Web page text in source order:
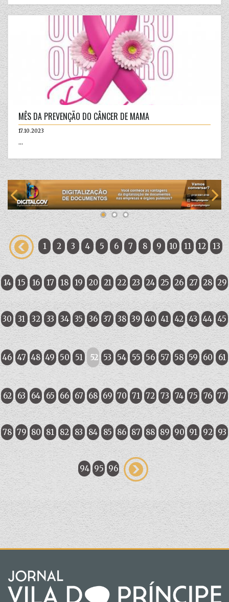
MÊS DA PREVENÇÃO DO CÂNCER DE MAMA
17.10.2023
...
1 2 3 4 5 6 7 8 9 10 11 12 13
14 15 16 17 18 19 20 21 22 23 24 25 26 27 28 29
30 31 32 33 34 35 36 37 38 39 40 41 42 43 44 45
46 47 48 49 50 51 52 53 54 55 56 57 58 59 60 61
62 63 64 65 66 67 68 69 70 71 72 73 74 75 76 77
78 79 80 81 82 83 84 85 86 87 88 89 90 91 92 93
94 95 96